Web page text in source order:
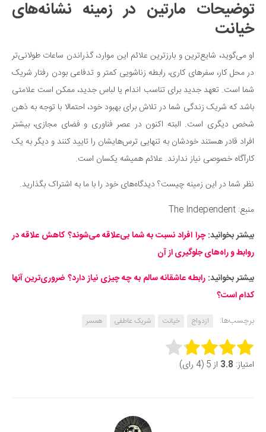
توضیحات مارتین در زمینه نشانه‌های
خیانت
او می‌گوید، شایع‌ترین و بارزترین علائم این موارد، گذراندن ساعات طولانی‌تر
در محل کار، سفرهای کاری، رابطه زناشویی کمتر و تدفاعی بودن رفتار شریک
شما است. تعهد جدید برای تناسب اندام یا لباس جدید، ممکن است علامتی
باشد که شریک زندگی شما در تلاش برای بهبود خود، احتمالا با توجه به ذهن
شخص دیگری است. البته اکنون در عصر فناوری و فضای مجازی، بیشتر
افراد قادر هستند خودشان به تنهایی ترس‌هایشان را تایید کنند و دیگر به یک
کارآگاه خصوصی نیاز ندارند. علائم همیشه یکسان است.
نظر شما در این زمینه چیست؟ دیدگاه‌های خود را با ما به اشتراک بگذارید.
منبع: The Independent
بیشتر بخوانید:چرا افراد نسبت به شما بی‌علاقه می‌شوند؟ کاهش علاقه در
روابط و راه‌های جلوگیری از آن
بیشتر بخوانید:
رابطه عاشقانه سالم به چه چیزی نیاز دارد؟ ضروری‌‎ترین آنها
کدام است؟
برچسب‌ها:
ازدواج خیانت شریک عاطفی همسر
Rate this item:
امتیاز: 3.8 از 5 (4 رای)